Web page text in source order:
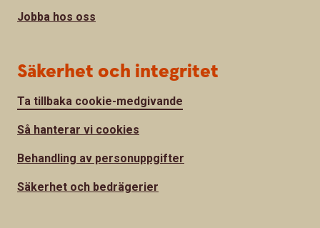
Jobba hos oss
Säkerhet och integritet
Ta tillbaka cookie-medgivande
Så hanterar vi cookies
Behandling av personuppgifter
Säkerhet och bedrägerier